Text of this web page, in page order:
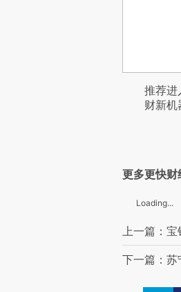
推荐进
财新机器
更多更快财
Loading...
上一篇：
下一篇：苏